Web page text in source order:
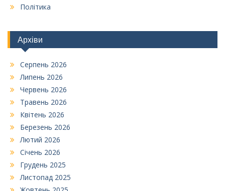
Політика
Архіви
Серпень 2026
Липень 2026
Червень 2026
Травень 2026
Квітень 2026
Березень 2026
Лютий 2026
Січень 2026
Грудень 2025
Листопад 2025